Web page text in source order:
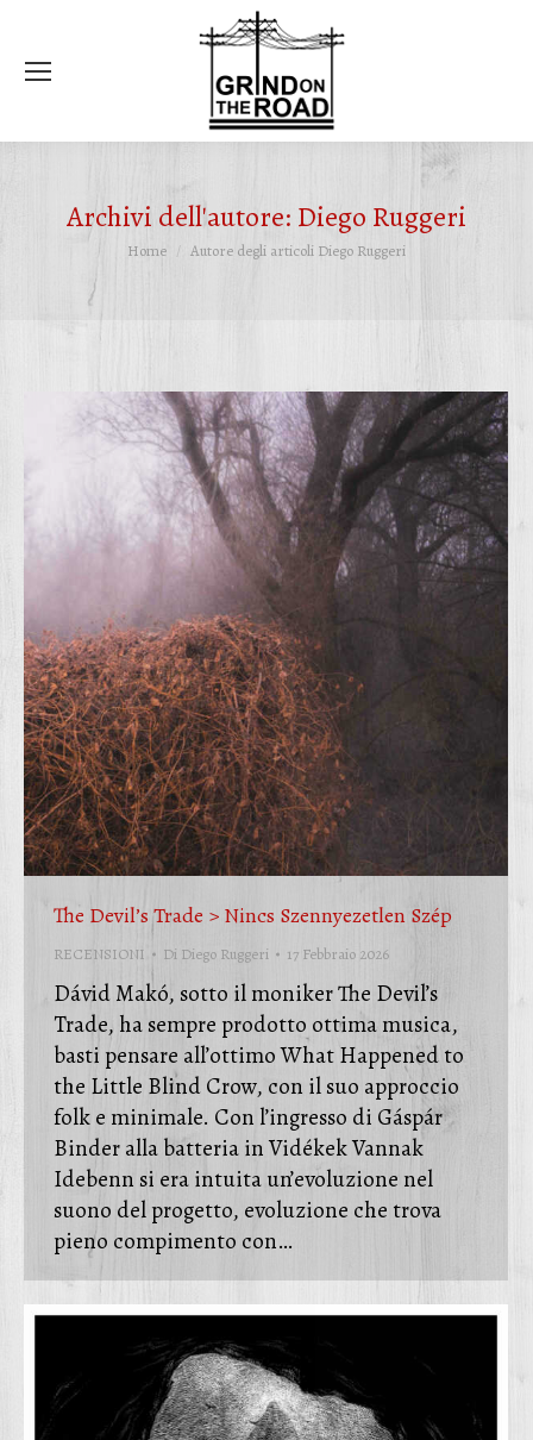
Archivi dell'autore: Diego Ruggeri
Tu sei qui:
Home Autore degli articoli Diego Ruggeri
The Devil’s Trade > Nincs Szennyezetlen Szép
RECENSIONI Di Diego Ruggeri 17 Febbraio 2026
Dávid Makó, sotto il moniker The Devil’s
Trade, ha sempre prodotto ottima musica,
basti pensare all’ottimo What Happened to
the Little Blind Crow, con il suo approccio
folk e minimale. Con l’ingresso di Gáspár
Binder alla batteria in Vidékek Vannak
Idebenn si era intuita un’evoluzione nel
suono del progetto, evoluzione che trova
pieno compimento con…